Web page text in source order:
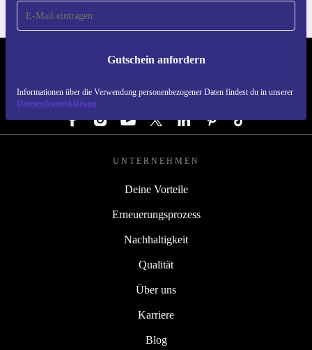
Gutschein anfordern
Informationen über die Verwendung personenbezogener Daten findest du in unserer
Datenschutzerklärung
REFURBED ÖSTERREICH - RETHINK NEW.
FOLGE UNS
UNTERNEHMEN
Deine Vorteile
Erneuerungsprozess
Nachhaltigkeit
Qualität
Über uns
Karriere
Blog